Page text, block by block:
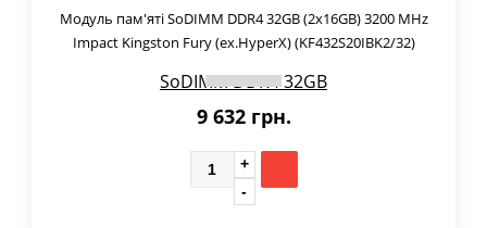
Модуль пам'яті SoDIMM DDR4 32GB (2x16GB) 3200 MHz
Impact Kingston Fury (ex.HyperX) (KF432S20IBK2/32)
9 632 грн.